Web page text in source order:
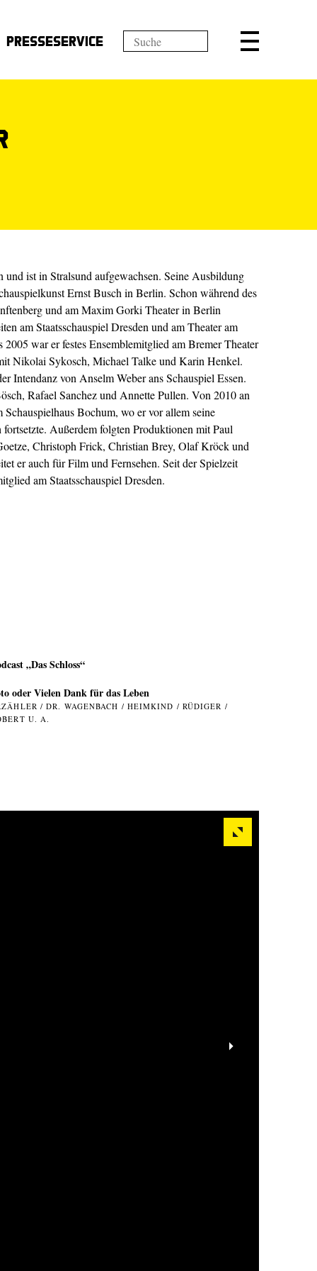
Presseservice
ist in Stralsund aufgewachsen. Seine Ausbildung
Ernst Busch in Berlin. Schon während des
und am Maxim Gorki Theater in Berlin
am Staatsschauspiel Dresden und am Theater am
war er festes Ensemblemitglied am Bremer Theater
Nikolai Sykosch, Michael Talke und Karin Henkel.
Intendanz von Anselm Weber ans Schauspiel Essen.
Rafael Sanchez und Annette Pullen. Von 2010 an
Bochum, wo er vor allem seine
Außerdem folgten Produktionen mit Paul
Christoph Frick, Christian Brey, Olaf Kröck und
er auch für Film und Fernsehen. Seit der Spielzeit
am Staatsschauspiel Dresden.
„Das Schloss“
oder Vielen Dank für das Leben
/ DR. WAGENBACH / HEIMKIND / RÜDIGER /
U. A.